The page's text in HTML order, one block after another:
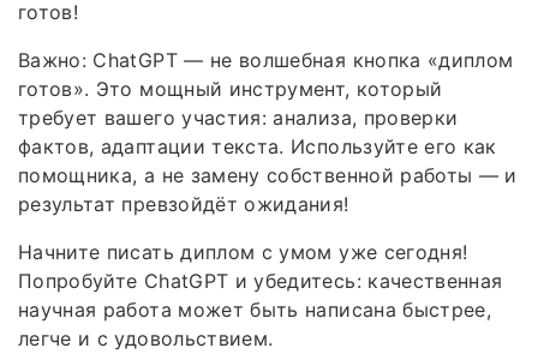
готов!
Важно: ChatGPT — не волшебная кнопка «диплом
готов». Это мощный инструмент, который
требует вашего участия: анализа, проверки
фактов, адаптации текста. Используйте его как
помощника, а не замену собственной работы — и
результат превзойдёт ожидания!
Начните писать диплом с умом уже сегодня!
Попробуйте ChatGPT и убедитесь: качественная
научная работа может быть написана быстрее,
легче и с удовольствием.